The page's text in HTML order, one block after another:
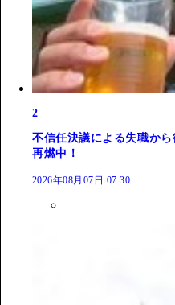
2
不信任決議による失職か
再燃中！
2026年08月07日 07:30